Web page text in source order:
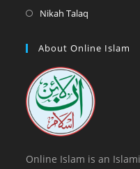
tab
in
new
Nikah Talaq
a
tab
About Online Islam
Online Islam is an